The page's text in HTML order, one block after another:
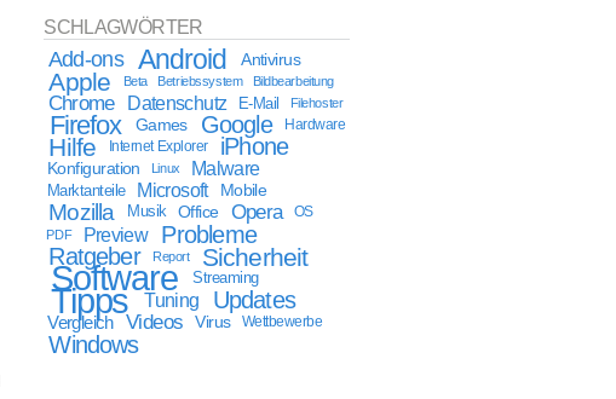
SCHLAGWÖRTER
Add-ons Android Antivirus
Apple Beta Betriebssystem Bildbearbeitung
Chrome Datenschutz E-Mail Filehoster
Firefox Games Google Hardware
Hilfe Internet Explorer iPhone
Konfiguration Linux Malware
Marktanteile Microsoft Mobile
Mozilla Musik Office Opera
OS
PDF
Preview
Probleme
Ratgeber
Report Sicherheit
Software Streaming
Tipps Tuning Updates
Vergleich Videos Virus Wettbewerbe
Windows